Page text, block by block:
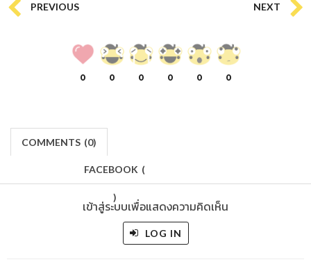
PREVIOUS NEXT
0 0 0 0 0 0
COMMENTS (0)
FACEBOOK (
)
เข้าสู่ระบบเพื่อแสดงความคิดเห็น
LOG IN